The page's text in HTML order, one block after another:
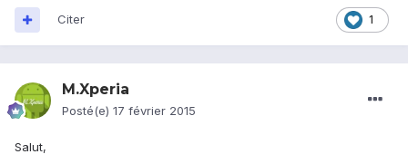
1
Citer
M.Xperia
Posté(e) 17 février 2015
Salut,